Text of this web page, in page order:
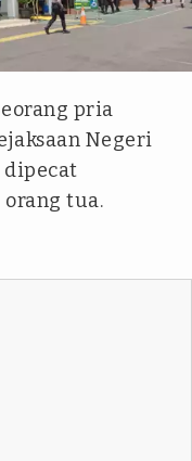
pria
Negeri
dipecat
orang tua.